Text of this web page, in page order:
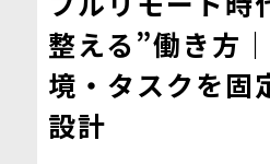
整える”働き方
境・タスクを固
設計